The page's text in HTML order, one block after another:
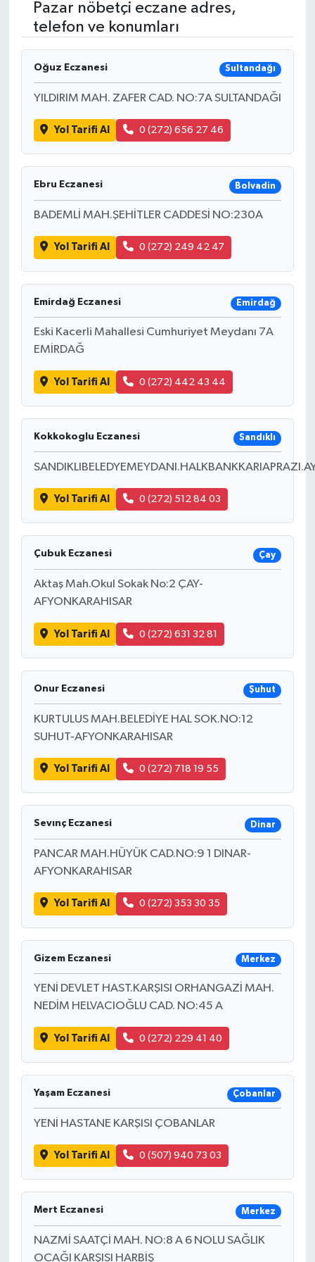
Pazar nöbetçi eczane adres,
telefon ve konumları
Oğuz Eczanesi Sultandağı
YILDIRIM MAH. ZAFER CAD. NO:7A SULTANDAĞI
Yol Tarifi Al 0 (272) 656 27 46
Ebru Eczanesi Bolvadin
BADEMLİ MAH.ŞEHİTLER CADDESİ NO:230A
Yol Tarifi Al 0 (272) 249 42 47
Emirdağ Eczanesi Emirdağ
Eski Kacerli Mahallesi Cumhuriyet Meydanı 7A
EMİRDAĞ
Yol Tarifi Al 0 (272) 442 43 44
Kokkokoglu Eczanesi Sandıklı
Yol Tarifi Al 0 (272) 512 84 03
Çubuk Eczanesi Çay
Aktaş Mah.Okul Sokak No:2 ÇAY-
AFYONKARAHISAR
Yol Tarifi Al 0 (272) 631 32 81
Onur Eczanesi Şuhut
KURTULUS MAH.BELEDİYE HAL SOK.NO:12
SUHUT-AFYONKARAHISAR
Yol Tarifi Al 0 (272) 718 19 55
Sevınç Eczanesi Dinar
PANCAR MAH.HÜYÜK CAD.NO:9 1 DINAR-
AFYONKARAHISAR
Yol Tarifi Al 0 (272) 353 30 35
Gizem Eczanesi Merkez
YENİ DEVLET HAST.KARŞISI ORHANGAZİ MAH.
NEDİM HELVACIOĞLU CAD. NO:45 A
Yol Tarifi Al 0 (272) 229 41 40
Yaşam Eczanesi Çobanlar
YENİ HASTANE KARŞISI ÇOBANLAR
Yol Tarifi Al 0 (507) 940 73 03
Mert Eczanesi Merkez
NAZMİ SAATÇİ MAH. NO:8 A 6 NOLU SAĞLIK
OCAĞI KARŞISI HARBİŞ
RESMİ İLANLAR